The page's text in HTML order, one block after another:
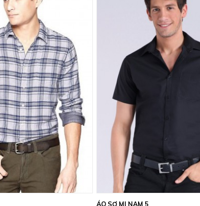
ÁO SƠ MI NAM 5